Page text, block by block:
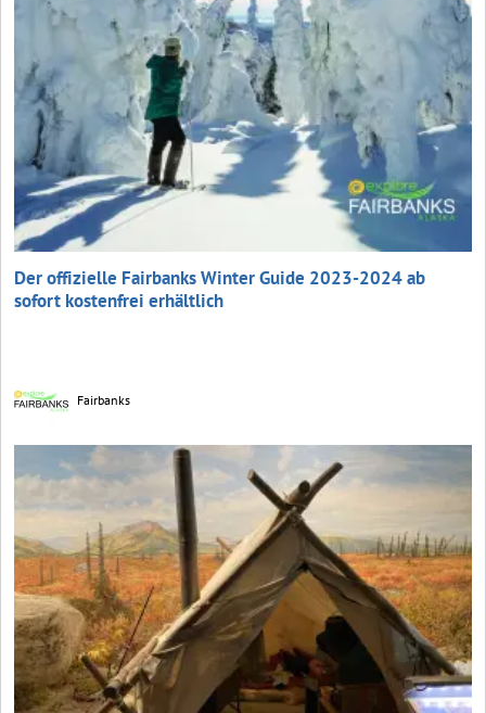
Der offizielle Fairbanks Winter Guide 2023-2024 ab
sofort kostenfrei erhältlich
Fairbanks